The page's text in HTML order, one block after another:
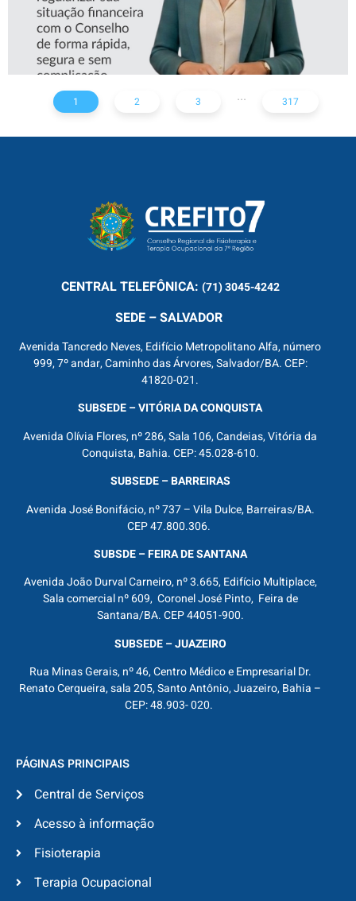
1 2 3 ... 317
CENTRALTELEFÔNICA: (71) 3045-4242
SEDE – SALVADOR
Avenida Tancredo Neves, Edifício Metropolitano Alfa, número
999, 7º andar, Caminho das Árvores, Salvador/BA. CEP:
41820-021.
SUBSEDE – VITÓRIA DA CONQUISTA
Avenida Olívia Flores, nº 286, Sala 106, Candeias, Vitória da
Conquista, Bahia. CEP: 45.028-610.
SUBSEDE – BARREIRAS
Avenida José Bonifácio, nº 737 – Vila Dulce, Barreiras/BA.
CEP 47.800.306.
SUBSDE – FEIRA DE SANTANA
Avenida João Durval Carneiro, nº 3.665, Edifício Multiplace,
Sala comercial nº 609, Coronel José Pinto, Feira de
Santana/BA. CEP 44051-900.
SUBSEDE – JUAZEIRO
Rua Minas Gerais, nº 46, Centro Médico e Empresarial Dr.
Renato Cerqueira, sala 205, Santo Antônio, Juazeiro, Bahia –
CEP: 48.903- 020.
PÁGINAS PRINCIPAIS
Central de Serviços
Acesso à informação
Fisioterapia
Terapia Ocupacional